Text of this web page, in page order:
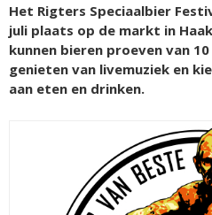
Het Rigters Speciaalbier
juli plaats op de markt in
kunnen bieren proeven van
genieten van livemuziek en
aan eten en drinken.